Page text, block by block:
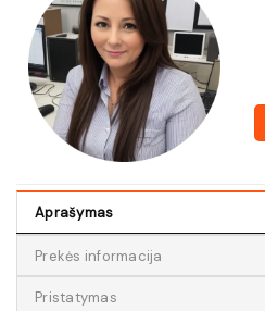
Aprašymas
Prekės informacija
Pristatymas